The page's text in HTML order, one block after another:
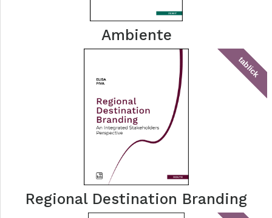
Ambiente
tablick
Regional Destination Branding